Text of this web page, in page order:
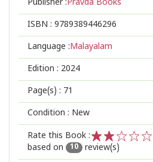
Publisher :Pravda Books
ISBN : 9789389446296
Language :Malayalam
Edition : 2024
Page(s) : 71
Condition : New
Rate this Book :
3
2
1
based on
10 review(s)